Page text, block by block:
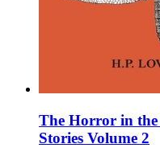
The Horror in the
Stories Volume 2